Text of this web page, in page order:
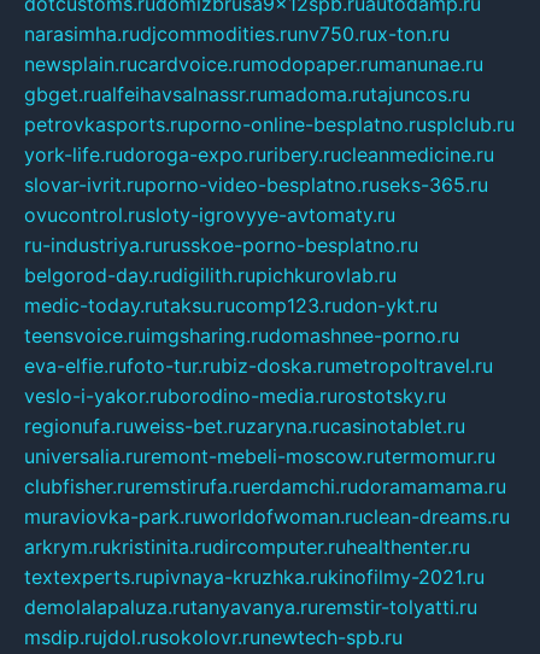
narasimha.rudjcommodities.runv750.rux-ton.ru
newsplain.rucardvoice.rumodopaper.rumanunae.ru
gbget.rualfeihavsalnassr.rumadoma.rutajuncos.ru
petrovkasports.ruporno-online-besplatno.rusplclub.ru
york-life.rudoroga-expo.ruribery.rucleanmedicine.ru
slovar-ivrit.ruporno-video-besplatno.ruseks-365.ru
ovucontrol.rusloty-igrovyye-avtomaty.ru
ru-industriya.rurusskoe-porno-besplatno.ru
belgorod-day.rudigilith.rupichkurovlab.ru
medic-today.rutaksu.rucomp123.rudon-ykt.ru
teensvoice.ruimgsharing.rudomashnee-porno.ru
eva-elfie.rufoto-tur.rubiz-doska.rumetropoltravel.ru
veslo-i-yakor.ruborodino-media.rurostotsky.ru
regionufa.ruweiss-bet.ruzaryna.rucasinotablet.ru
universalia.ruremont-mebeli-moscow.rutermomur.ru
clubfisher.ruremstirufa.ruerdamchi.rudoramamama.ru
muraviovka-park.ruworldofwoman.ruclean-dreams.ru
arkrym.rukristinita.rudircomputer.ruhealthenter.ru
textexperts.rupivnaya-kruzhka.rukinofilmy-2021.ru
demolalapaluza.rutanyavanya.ruremstir-tolyatti.ru
msdip.rujdol.rusokolovr.runewtech-spb.ru